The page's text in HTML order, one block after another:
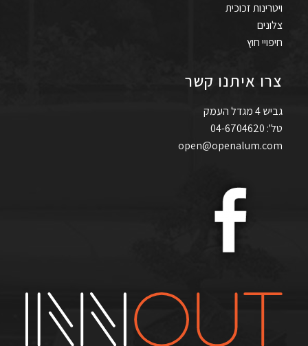
ויטרינות זכוכית
צלונים
חיפויי חוץ
צרו איתנו קשר
גביש 4 מגדל העמק
טל': 04-6704620
open@openalum.com